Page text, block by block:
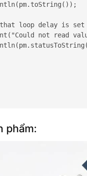
loop delay is set to
not read
phẩm: